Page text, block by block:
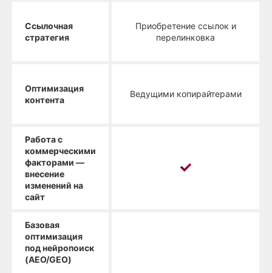
Ссылочная
стратегия
Приобретение ссылок и
перелинковка
Оптимизация
контента
Ведущими копирайтерами
Работа с
коммерческими
факторами —
внесение
изменений на
сайт
Базовая
оптимизация
под нейропоиск
(AEO/GEO)